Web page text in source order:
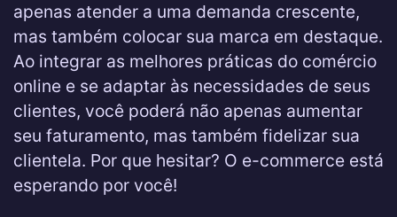
apenas atender a uma demanda crescente,
mas também colocar sua marca em destaque.
Ao integrar as melhores práticas do comércio
online e se adaptar às necessidades de seus
clientes, você poderá não apenas aumentar
seu faturamento, mas também fidelizar sua
clientela. Por que hesitar? O e-commerce está
esperando por você!